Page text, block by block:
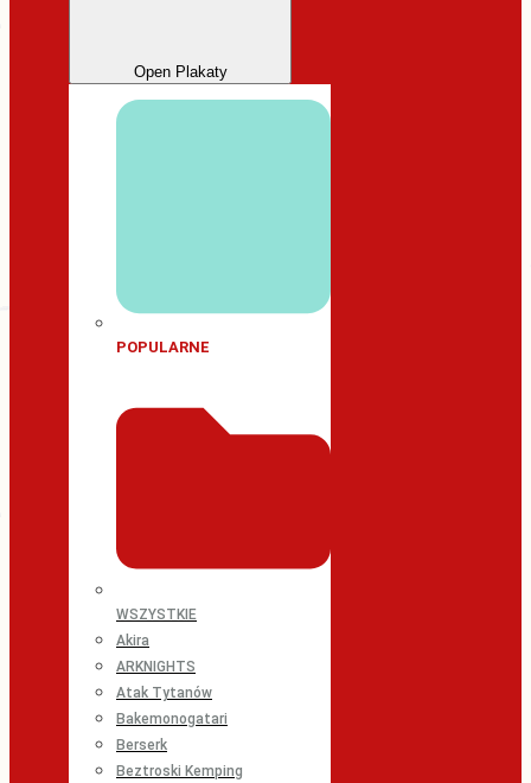
Open Plakaty
POPULARNE
WSZYSTKIE
Akira
ARKNIGHTS
Atak Tytanów
Bakemonogatari
Berserk
Beztroski Kemping